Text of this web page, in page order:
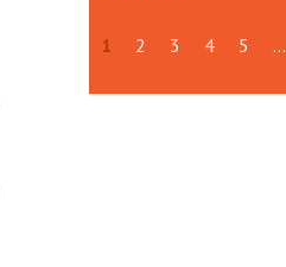
1 2 3 4 5 ...